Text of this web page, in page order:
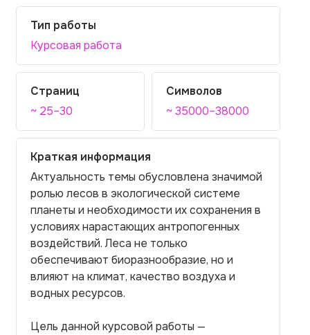
Вопросы и ответы
Отзывы
Тип работы
Курсовая работа
Страниц
~ 25–30
Символов
~ 35000–38000
Краткая информация
Актуальность темы обусловлена значимой
ролью лесов в экологической системе
планеты и необходимости их сохранения в
условиях нарастающих антропогенных
воздействий. Леса не только
обеспечивают биоразнообразие, но и
влияют на климат, качество воздуха и
водных ресурсов.
Цель данной курсовой работы —